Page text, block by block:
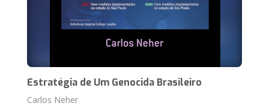
Estratégia de Um Genocida Brasileiro
Carlos Neher